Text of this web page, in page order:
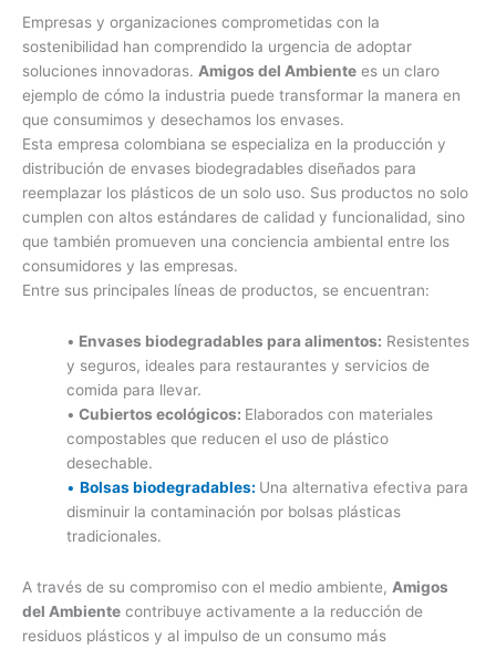
Empresas y organizaciones comprometidas con la
sostenibilidad han comprendido la urgencia de adoptar
soluciones innovadoras. Amigos del Ambiente es un claro
ejemplo de cómo la industria puede transformar la manera en
que consumimos y desechamos los envases.
Esta empresa colombiana se especializa en la producción y
distribución de envases biodegradables diseñados para
reemplazar los plásticos de un solo uso. Sus productos no solo
cumplen con altos estándares de calidad y funcionalidad, sino
que también promueven una conciencia ambiental entre los
consumidores y las empresas.
Entre sus principales líneas de productos, se encuentran:
• Envases biodegradables para alimentos: Resistentes
y seguros, ideales para restaurantes y servicios de
comida para llevar.
• Cubiertos ecológicos: Elaborados con materiales
compostables que reducen el uso de plástico
desechable.
• Bolsas biodegradables: Una alternativa efectiva para
disminuir la contaminación por bolsas plásticas
tradicionales.
A través de su compromiso con el medio ambiente, Amigos
del Ambiente contribuye activamente a la reducción de
residuos plásticos y al impulso de un consumo más